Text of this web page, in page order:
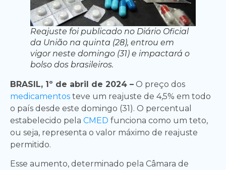
Reajuste foi publicado no Diário Oficial
da União na quinta (28), entrou em
vigor neste domingo (31) e impactará o
bolso dos brasileiros.
BRASIL, 1º de abril de 2024 – O preço dos
medicamentos teve um reajuste de 4,5% em todo
o país desde este domingo (31). O percentual
estabelecido pela CMED funciona como um teto,
ou seja, representa o valor máximo de reajuste
permitido.
Esse aumento, determinado pela Câmara de